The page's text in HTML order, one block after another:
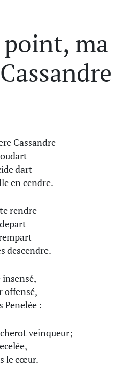
point, ma
Cassandre
dart
en cendre.
rendre
descendre.
insensé,
offensé,
Penelée :
veinqueur;
le cœur.